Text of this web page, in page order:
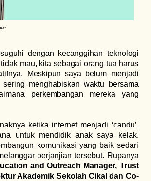
dengan kecanggihan teknologi
mau, kita sebagai orang tua harus
Meskipun saya belum menjadi
menghabiskan waktu bersama
perkembangan mereka yang
ketika internet menjadi ‘candu’,
untuk mendidik anak saya kelak.
komunikasi yang baik sedari
perjanjian tersebut. Rupanya
and Outreach Manager, Trust
Akademik Sekolah Cikal dan Co-